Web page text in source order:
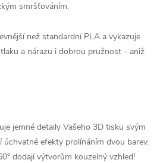
smršťováním.
než standardní PLA a vykazuje
a nárazu i dobrou pružnost - aniž
jemné detaily Vašeho 3D tisku svým
úchvatné efekty prolínáním dvou barev.
dodají výtvorům kouzelný vzhled!